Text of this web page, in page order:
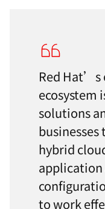
Red Hat’s
ecosystem
solutions
hybrid
application
to work